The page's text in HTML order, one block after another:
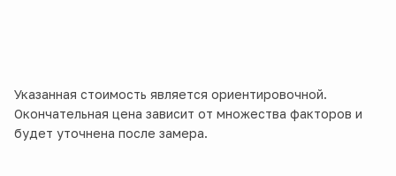
Указанная стоимость является ориентировочной.
Окончательная цена зависит от множества факторов и
будет уточнена после замера.